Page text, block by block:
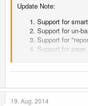
Update Note:
Support for
Support for un-
Support for
Support for
Optimized app
Added "Show
19. Aug. 2014